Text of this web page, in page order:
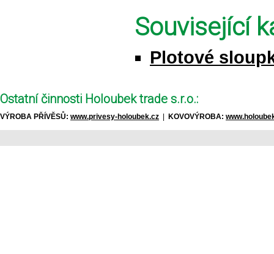
Související
Plotové
Ostatní činnosti Holoubek trade s.r.o.:
VÝROBA PŘÍVĚSŮ: www.privesy-holoubek.cz KOVOVÝROBA: